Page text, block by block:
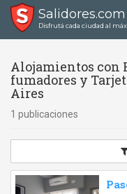
Salidores.com
Disfrutá cada ciudad al
Alojamientos con
fumadores y
Aires
1 publicaciones